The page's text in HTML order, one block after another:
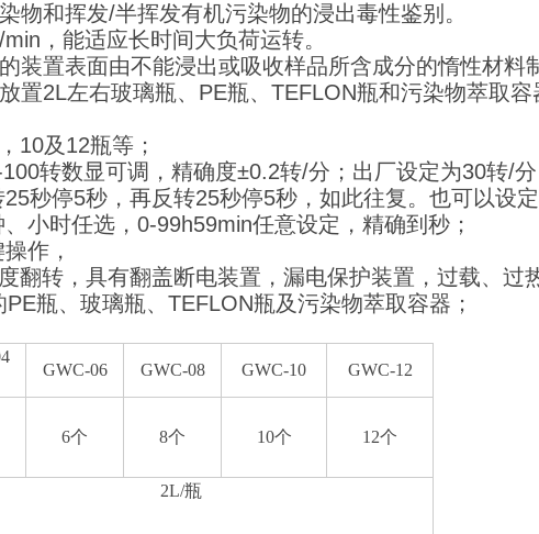
物和挥发/半挥发有机污染物的浸出毒性鉴别。
，能适应长时间大负荷运转。
装置表面由不能浸出或吸收样品所含成分的惰性材料
置2L左右玻璃瓶、 PE瓶、 TEFLON瓶和污染物萃取容
， 10及 12瓶等；
转数显可调，精确度±0.2转/分；出厂设定为30转/分
25秒停5秒，再反转25秒停5秒，如此往复。也可以设
小时任选， 0-99h59min任意设定，精确到秒；
作，
度翻转，具有翻盖断电装置，漏电保护装置，过载、过
PE瓶、玻璃瓶、 TEFLON瓶及污染物萃取容器；
GWC-06 GWC-08 GWC-10 GWC-12
6个 8个 10个 12个
2L/瓶